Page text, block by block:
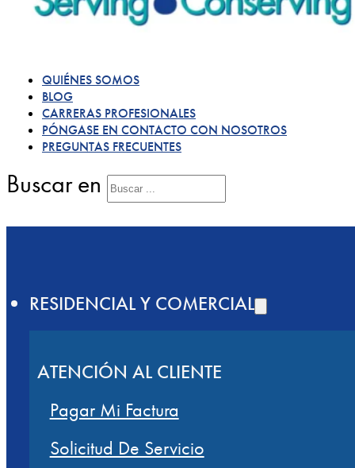
QUIÉNES SOMOS
BLOG
CARRERAS PROFESIONALES
PÓNGASE EN CONTACTO CON NOSOTROS
PREGUNTAS FRECUENTES
Buscar en
RESIDENCIAL Y COMERCIAL
ATENCIÓN AL CLIENTE
Pagar Mi Factura
Solicitud De Servicio